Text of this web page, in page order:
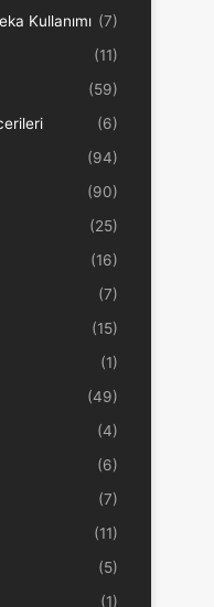
Kullanımı (7)
(11)
(59)
(6)
(94)
(90)
(25)
(16)
(7)
(15)
(1)
(49)
(4)
(6)
(7)
(11)
(5)
(1)